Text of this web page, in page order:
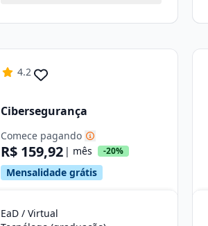
4.2
Cibersegurança
Comece pagando
R$ 159,92 | mês -20%
Mensalidade grátis
EaD / Virtual